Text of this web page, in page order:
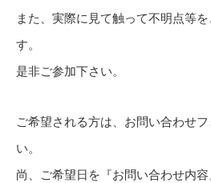
また、実際に見て触って不明点等
す。
是非ご参加下さい。
ご希望される方は、お問い合わせ
い。
尚、ご希望日を『お問い合わせ内容